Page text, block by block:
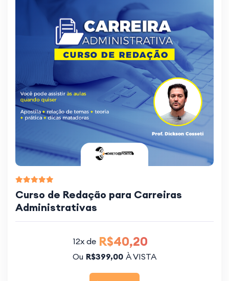
Curso de Redação para Carreiras
Administrativas
12x de R$40,20
Ou R$399,00 À VISTA